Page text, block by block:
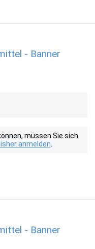
- Banner
müssen Sie sich
anmelden
- Banner